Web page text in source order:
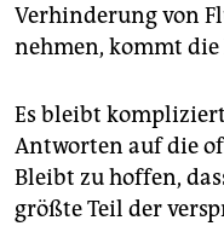
Verhinderung von
nehmen, kommt
Es bleibt
Antworten auf die
Bleibt zu hoffen,
größte Teil der